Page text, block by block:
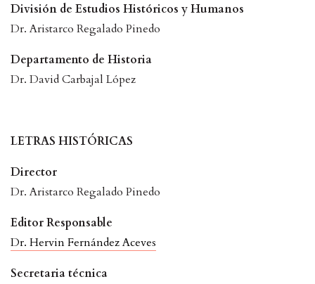
División de Estudios Históricos y Humanos
Dr. Aristarco Regalado Pinedo
Departamento de Historia
Dr. David Carbajal López
LETRAS HISTÓRICAS
Director
Dr. Aristarco Regalado Pinedo
Editor Responsable
Dr. Hervin Fernández Aceves
Secretaria técnica